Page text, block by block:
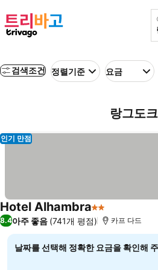
검색조건 정렬기준 요금
랑그도
인기 만점
Hotel Alhambra2 성급
8.4아주 좋음 (741개 평점) 카프 다드
날짜를 선택해 정확한 요금을 확인해